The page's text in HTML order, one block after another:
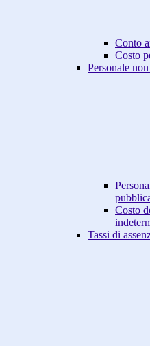
Conto
Costo
Personale
Costo
Tassi di